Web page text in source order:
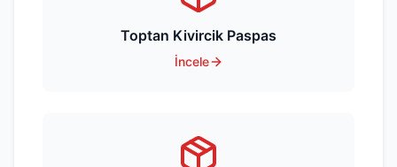
Toptan Kivircik Paspas
İncele